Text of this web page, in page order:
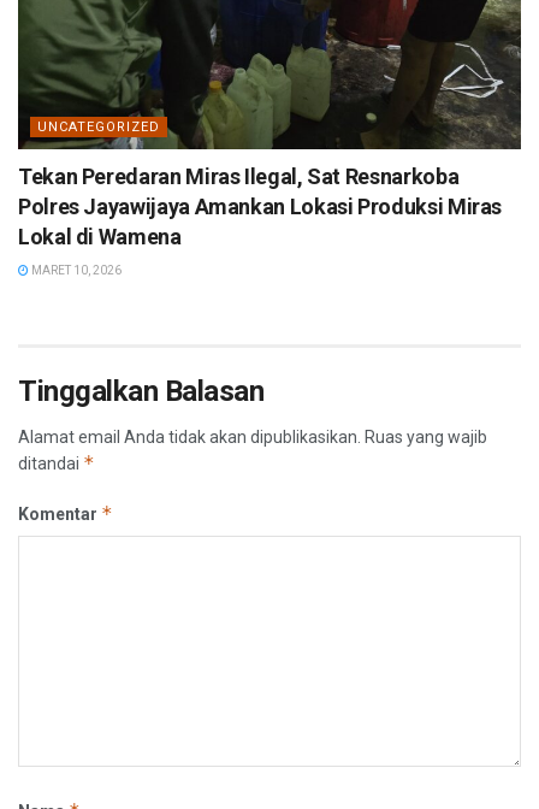
UNCATEGORIZED
Tekan Peredaran Miras Ilegal, Sat Resnarkoba
Polres Jayawijaya Amankan Lokasi Produksi Miras
Lokal di Wamena
MARET 10, 2026
Tinggalkan Balasan
Alamat email Anda tidak akan dipublikasikan. Ruas yang wajib
ditandai *
Komentar *